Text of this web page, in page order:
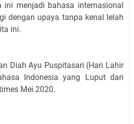
ini menjadi bahasa internasional
dengan upaya tanpa kenal lelah
ini.
Diah Ayu Puspitasari (Hari Lahir
Indonesia yang Luput dari
Mei 2020.